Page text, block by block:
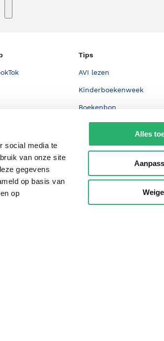
social media te
van onze site
gegevens
op basis van
op
Alles
Tips
AVI lezen
Kinderboekenweek
Boekenbon
De Nationale
Wet op de Vaste
Winacties